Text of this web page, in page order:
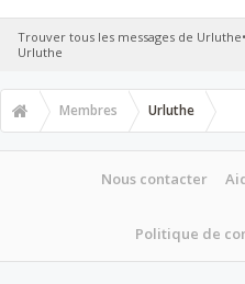
Trouver tous les messages de Urluthe
Urluthe
Membres Urluthe
Nous contacter
Politique de